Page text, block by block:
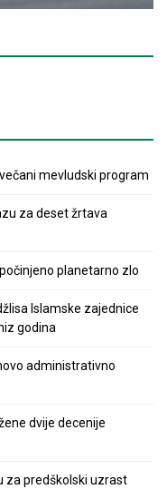
mevludski program
za deset žrtava
planetarno zlo
Islamske zajednice
godina
administrativno
dvije decenije
za predškolski uzrast